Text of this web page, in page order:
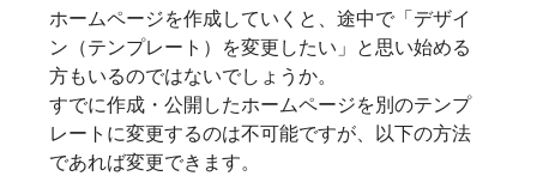
ホームページを作成していくと、途中で「デザイ
ン（テンプレート）を変更したい」と思い始める
方もいるのではないでしょうか。
すでに作成・公開したホームページを別のテンプ
レートに変更するのは不可能ですが、以下の方法
であれば変更できます。